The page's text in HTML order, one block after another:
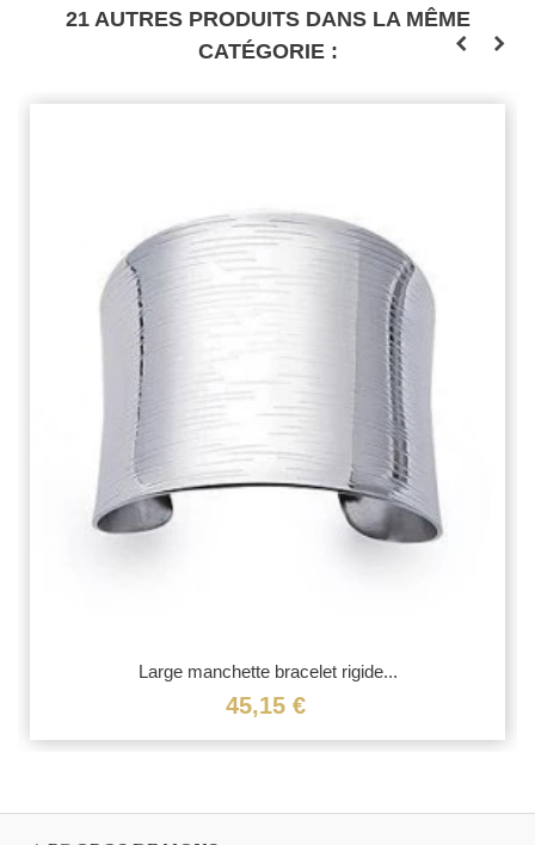
21 AUTRES PRODUITS DANS LA MÊME
CATÉGORIE :
Large manchette bracelet rigide...
45,15 €